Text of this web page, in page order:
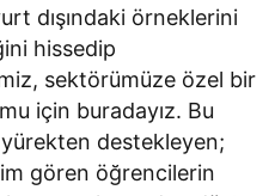
dışındaki örneklerini
hissedip
sektörümüze özel bir
için buradayız. Bu
destekleyen;
gören öğrencilerin